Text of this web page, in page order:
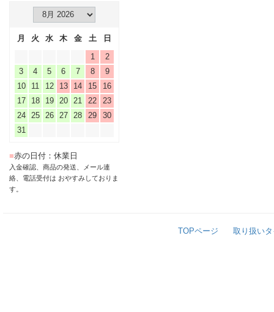
月 火 水 木 金 土
日
1
2
3
4 5 6 7 8
9
10
11 12 13 14 15
16
17
18 19 20 21 22
23
24
25 26 27 28 29
30
31
■赤の日付：休業日
入金確認、商品の発送、メール連
絡、電話受付は おやすみしておりま
す。
TOPページ 取り扱い